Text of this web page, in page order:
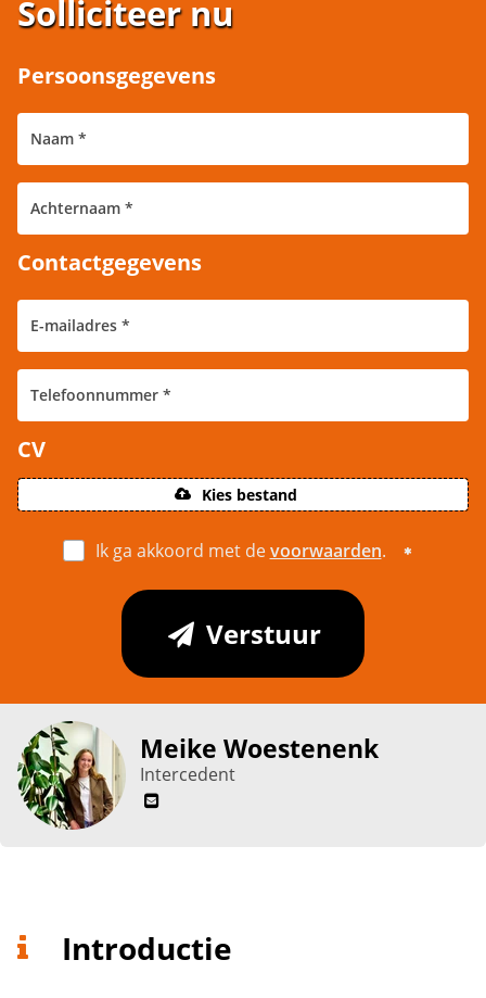
Meike Woestenenk
Intercedent
Solliciteer nu
Persoonsgegevens
Contactgegevens
CV
Kies bestand
Ik ga akkoord met devoorwaarden.
Verstuur
Introductie